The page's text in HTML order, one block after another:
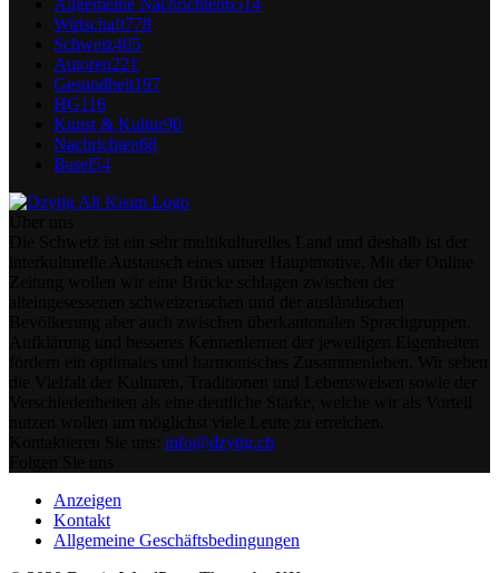
Allgemeine Nachrichten6514
Wirtschaft778
Schweiz405
Autoren221
Gesundheit197
HG116
Kunst & Kultur90
Nachrichten68
Basel54
info@dzytig.ch
Anzeigen
Kontakt
Allgemeine Geschäftsbedingungen